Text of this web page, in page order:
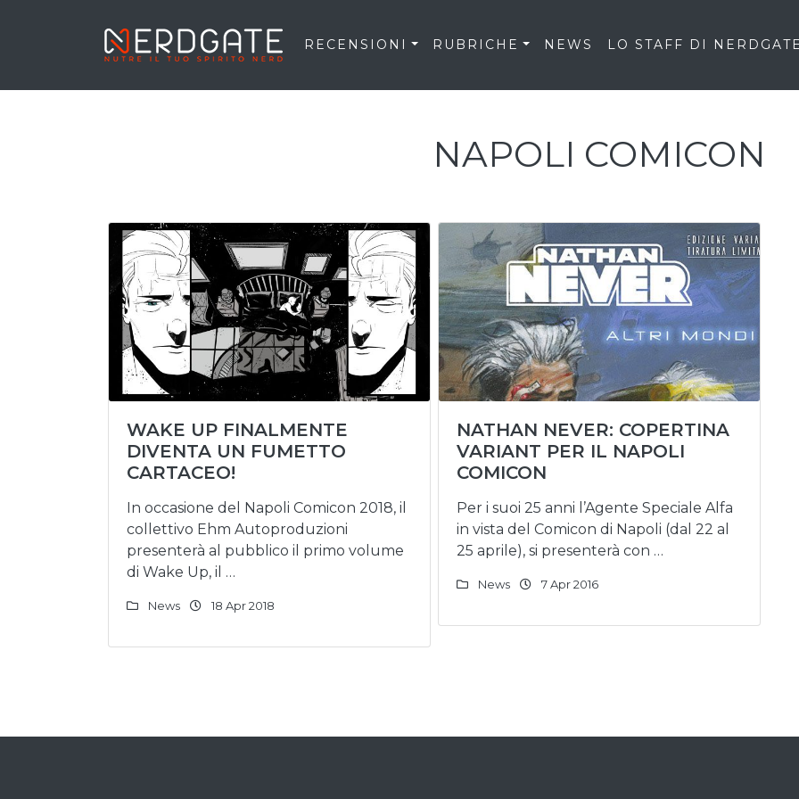
RECENSIONI RUBRICHE NEWS LO STAFF DI
NAPOLI COMICON
WAKE UP FINALMENTE
DIVENTA UN FUMETTO
CARTACEO!
In occasione del Napoli Comicon 2018, il
collettivo Ehm Autoproduzioni
presenterà al pubblico il primo volume
di Wake Up, il …
News 18 Apr 2018
NATHAN NEVER: COPERTINA
VARIANT PER IL NAPOLI
COMICON
Per i suoi 25 anni l’Agente Speciale Alfa
in vista del Comicon di Napoli (dal 22 al
25 aprile), si presenterà con …
News 7 Apr 2016